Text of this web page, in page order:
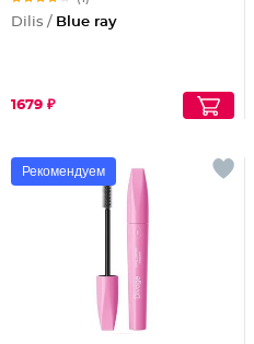
Dilis / Blue ray
1679 ₽
Рекомендуем